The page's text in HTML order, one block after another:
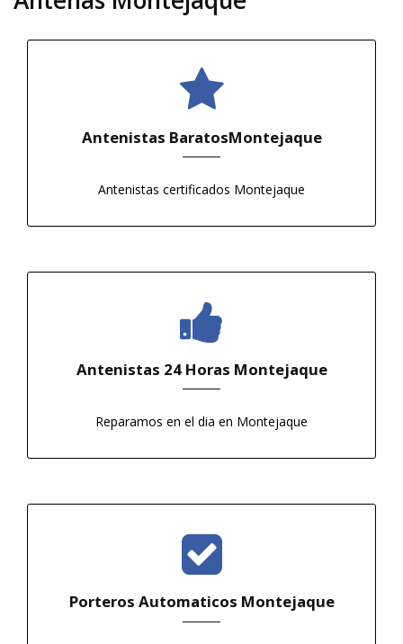
Antenistas BaratosMontejaque
Antenistas certificados Montejaque
Antenistas 24 Horas Montejaque
Reparamos en el dia en Montejaque
Porteros Automaticos Montejaque